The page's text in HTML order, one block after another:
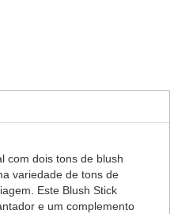
com dois tons de blush
variedade de tons de
Este Blush Stick
e um complemento